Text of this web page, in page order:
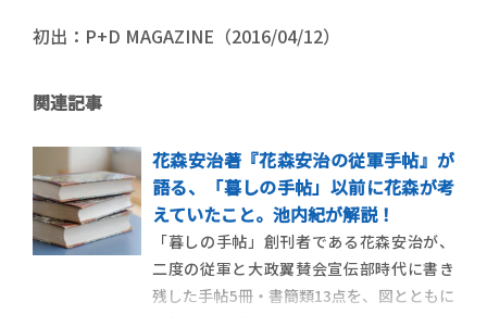
初出：P+D MAGAZINE（2016/04/12）
関連記事
花森安治著『花森安治の従軍手帖』が
語る、「暮しの手帖」以前に花森が考
えていたこと。池内紀が解説！
「暮しの手帖」創刊者である花森安治が、
二度の従軍と大政翼賛会宣伝部時代に書き
残した手帖5冊・書簡類13点を、図とともに